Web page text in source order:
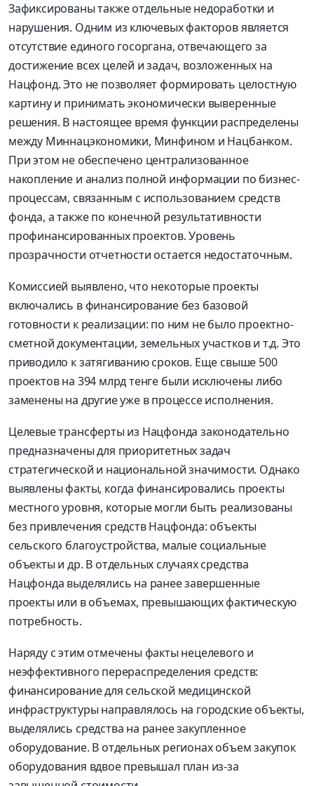
Зафиксированы также отдельные недоработки и
нарушения. Одним из ключевых факторов является
отсутствие единого госоргана, отвечающего за
достижение всех целей и задач, возложенных на
Нацфонд. Это не позволяет формировать целостную
картину и принимать экономически выверенные
решения. В настоящее время функции распределены
между Миннацэкономики, Минфином и Нацбанком.
При этом не обеспечено централизованное
накопление и анализ полной информации по бизнес-
процессам, связанным с использованием средств
фонда, а также по конечной результативности
профинансированных проектов. Уровень
прозрачности отчетности остается недостаточным.
Комиссией выявлено, что некоторые проекты
включались в финансирование без базовой
готовности к реализации: по ним не было проектно-
сметной документации, земельных участков и т.д. Это
приводило к затягиванию сроков. Еще свыше 500
проектов на 394 млрд тенге были исключены либо
заменены на другие уже в процессе исполнения.
Целевые трансферты из Нацфонда законодательно
предназначены для приоритетных задач
стратегической и национальной значимости. Однако
выявлены факты, когда финансировались проекты
местного уровня, которые могли быть реализованы
без привлечения средств Нацфонда: объекты
сельского благоустройства, малые социальные
объекты и др. В отдельных случаях средства
Нацфонда выделялись на ранее завершенные
проекты или в объемах, превышающих фактическую
потребность.
Наряду с этим отмечены факты нецелевого и
неэффективного перераспределения средств:
финансирование для сельской медицинской
инфраструктуры направлялось на городские объекты,
выделялись средства на ранее закупленное
оборудование. В отдельных регионах объем закупок
оборудования вдвое превышал план из-за